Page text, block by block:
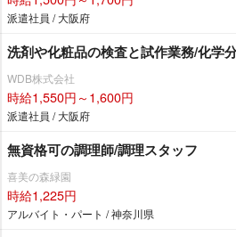
派遣社員 / 大阪府
洗剤や化粧品の検査と試作業務/化学
WDB株式会社
時給1,550円～1,600円
派遣社員 / 大阪府
無資格可の調理師/調理スタッフ
喜美の森緑園
時給1,225円
アルバイト・パート / 神奈川県